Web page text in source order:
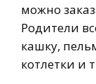
можно
Родители
кашку,
котлетки и